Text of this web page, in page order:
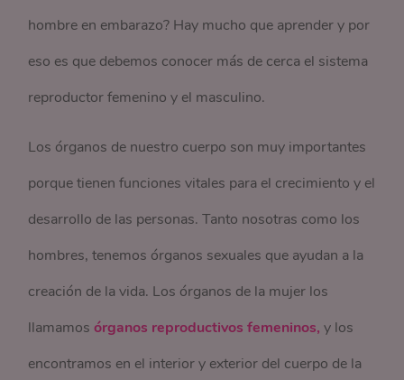
hombre en embarazo? Hay mucho que aprender y por
eso es que debemos conocer más de cerca el sistema
reproductor femenino y el masculino.
Los órganos de nuestro cuerpo son muy importantes
porque tienen funciones vitales para el crecimiento y el
desarrollo de las personas. Tanto nosotras como los
hombres, tenemos órganos sexuales que ayudan a la
creación de la vida. Los órganos de la mujer los
llamamosórganos reproductivos femeninos,y los
encontramos en el interior y exterior del cuerpo de la